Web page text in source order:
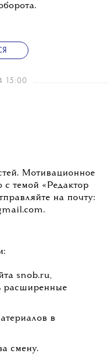
15:00
Мотивационное
темой «Редактор
на почту:
snob.ru,
расширенные
в
смену.